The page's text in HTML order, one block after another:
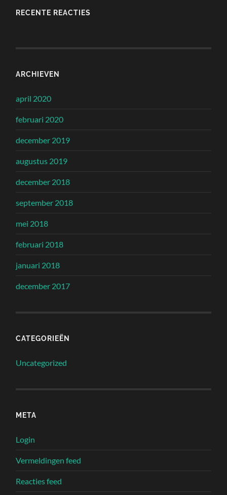
RECENTE REACTIES
ARCHIEVEN
april 2020
februari 2020
december 2019
augustus 2019
december 2018
september 2018
mei 2018
februari 2018
januari 2018
december 2017
CATEGORIEËN
Uncategorized
META
Login
Vermeldingen feed
Reacties feed